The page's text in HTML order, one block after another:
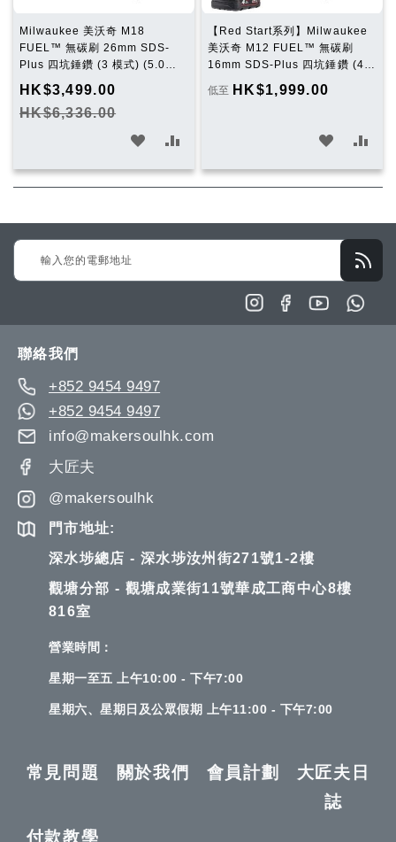
Milwaukee 美沃奇 M18
FUEL™ 無碳刷 26mm SDS-
Plus 四坑錘鑽 (3 模式) (5.0雙
電套裝) M18 FHX-502
HK$3,499.00
HK$6,336.00
入 入
【Red Start系列】Milwaukee
美沃奇 M12 FUEL™ 無碳刷
16mm SDS-Plus 四坑錘鑽 (4.0
雙電套裝) M12 FHAC16-402
低至 HK$1,999.00
入 入
Sign
Up
聯絡我們
+852 9454 9497
+852 9454 9497
info@makersoulhk.com
大匠夫
@makersoulhk
門市地址:
深水埗總店 - 深水埗汝州街271號1-2樓
觀塘分部 - 觀塘成業街11號華成工商中心8樓
816室
營業時間：
星期一至五 上午10:00 - 下午7:00
星期六、星期日及公眾假期 上午11:00 - 下午7:00
常見問題 關於我們 會員計劃
大匠夫日
誌
付款教學